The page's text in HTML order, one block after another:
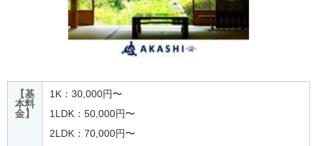
【基
本料
金】
1K：30,000円〜
1LDK：50,000円〜
2LDK：70,000円〜